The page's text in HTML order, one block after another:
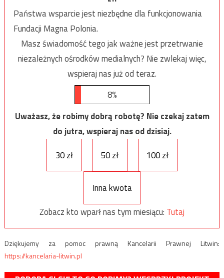
Państwa wsparcie jest niezbędne dla funkcjonowania
Fundacji Magna Polonia.
Masz świadomość tego jak ważne jest przetrwanie
niezależnych ośrodków medialnych? Nie zwlekaj więc,
wspieraj nas już od teraz.
8%
Uważasz, że robimy dobrą robotę? Nie czekaj zatem
do jutra, wspieraj nas od dzisiaj.
30 zł
50 zł 100 zł
Inna kwota
Zobacz kto wparł nas tym miesiącu: Tutaj
Dziękujemy za pomoc prawną Kancelarii Prawnej Litwin:
https://kancelaria-litwin.pl